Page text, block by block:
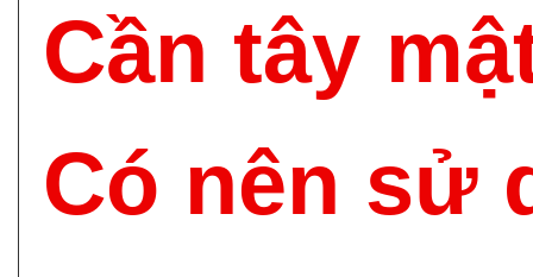
Cần tây
Có nên sử